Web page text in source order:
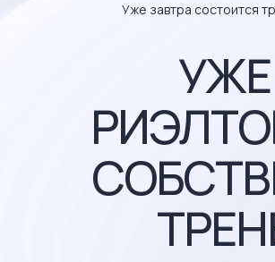
Уже завтра состоится